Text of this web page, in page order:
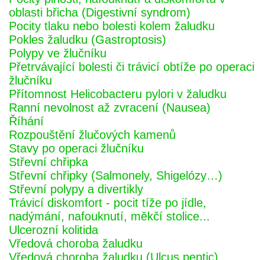
oblasti břicha (Digestivní syndrom)
Pocity tlaku nebo bolesti kolem žaludku
Pokles žaludku (Gastroptosis)
Polypy ve žlučníku
Přetrvávající bolesti či trávicí obtíže po operaci
žlučníku
Přítomnost Helicobacteru pylori v žaludku
Ranní nevolnost až zvracení (Nausea)
Říhání
Rozpouštění žlučových kamenů
Stavy po operaci žlučníku
Střevní chřipka
Střevní chřipky (Salmonely, Shigelózy…)
Střevní polypy a divertikly
Trávicí diskomfort - pocit tíže po jídle,
nadýmání, nafouknutí, měkčí stolice...
Ulcerozní kolitida
Vředová choroba žaludku
Vředová choroba žaludku (Ulcus peptic)